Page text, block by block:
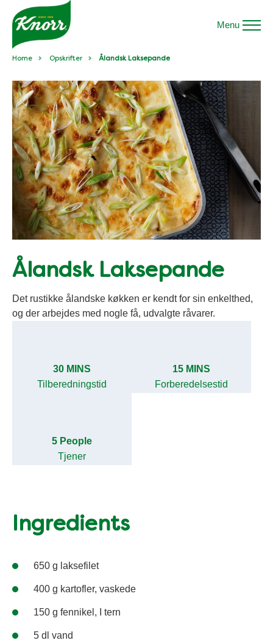
Menu
Home Opskrifter Ålandsk Laksepande
Ålandsk Laksepande
Det rustikke ålandske køkken er kendt for sin enkelthed,
og der arbejdes med nogle få, udvalgte råvarer.
30 MINS
Tilberedningstid
15 MINS
Forberedelsestid
5 People
Tjener
Ingredients
650 g laksefilet
400 g kartofler, vaskede
150 g fennikel, I tern
5 dl vand